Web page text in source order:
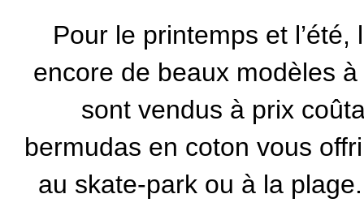
Pour le printemps et
encore de beaux modèles
sont vendus à prix
bermudas en coton vous
au skate-park ou à la